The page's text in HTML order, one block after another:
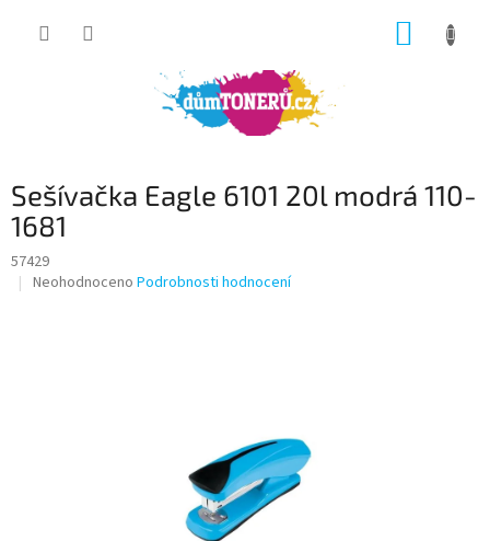
Sešívačka Eagle 6101 20l modrá 110-
1681
57429
Průměrné
Neohodnoceno Podrobnosti hodnocení